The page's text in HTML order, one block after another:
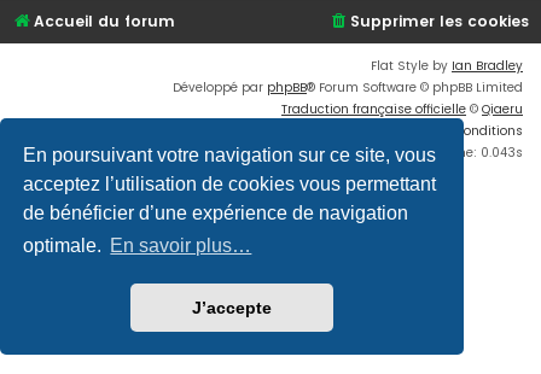
En poursuivant votre navigation sur ce site, vous
acceptez l’utilisation de cookies vous permettant
de bénéficier d’une expérience de navigation
optimale. En savoir plus…
J’accepte
Accueil du forum Supprimer les cookies
Flat Style by Ian Bradley
Développé par phpBB® Forum Software © phpBB Limited
Traduction française officielle © Qiaeru
Conditions
Time: 0.043s